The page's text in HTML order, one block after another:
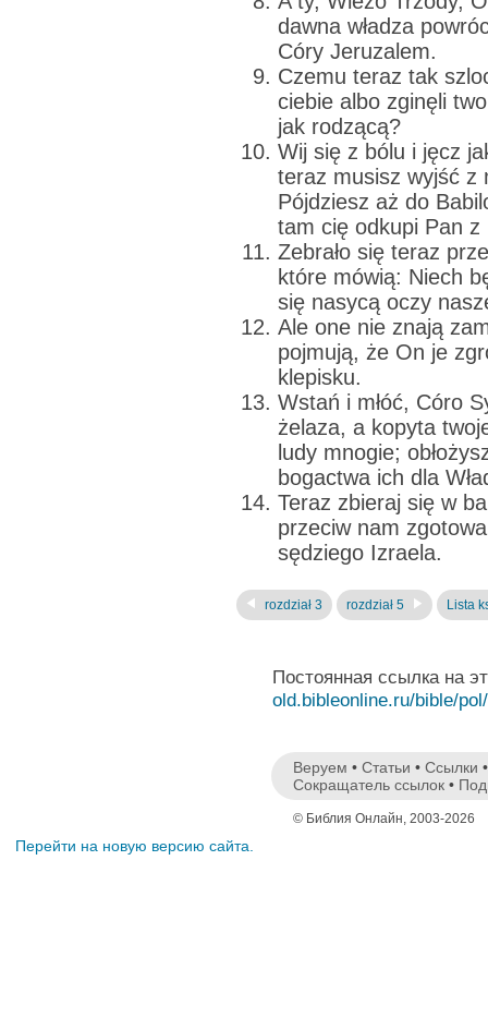
dawna władza
Córy Jeruzalem.
Czemu teraz tak
ciebie albo zginęli
jak rodzącą?
Wij się z bólu i jęcz
teraz musisz wyjść z
Pójdziesz aż do
tam cię odkupi Pan z
Zebrało się teraz
które mówią: Niech
się nasycą oczy
Ale one nie znają
pojmują, że On je
klepisku.
Wstań i młóć, Córo
żelaza, a kopyta
ludy mnogie;
bogactwa ich dla
Teraz zbieraj się w
przeciw nam
sędziego Izraela.
rozdział 3 rozdział 5 Lista
Постоянная ссылка на
old.bibleonline.ru/bible/
Веруем • Статьи • Ссылки
Сокращатель ссылок •
© Библия Онлайн, 2003-2026
Перейти на новую версию сайта.